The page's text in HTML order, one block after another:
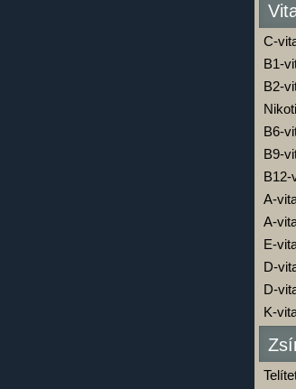
C-
B1-
B2-
B6-
B9-
B12-
A-
A-
E-
D-
D-
K-